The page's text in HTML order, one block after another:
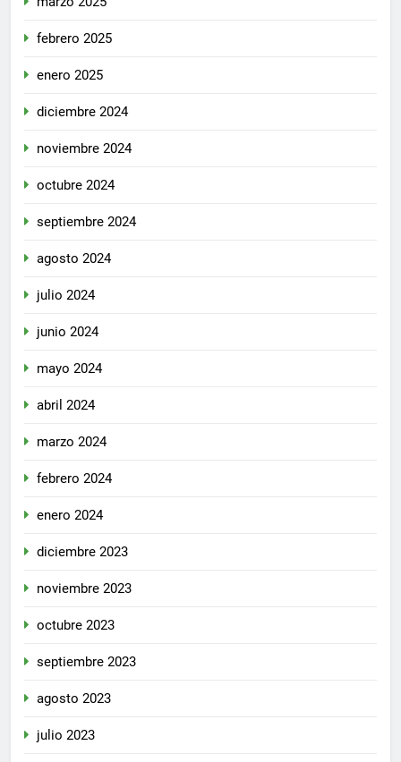
febrero 2025
enero 2025
diciembre 2024
noviembre 2024
octubre 2024
septiembre 2024
agosto 2024
julio 2024
junio 2024
mayo 2024
abril 2024
marzo 2024
febrero 2024
enero 2024
diciembre 2023
noviembre 2023
octubre 2023
septiembre 2023
agosto 2023
julio 2023